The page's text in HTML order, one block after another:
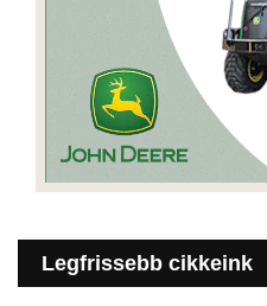
Legfrissebb cikkeink